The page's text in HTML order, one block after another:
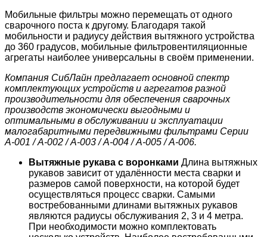
Мобильные фильтры можно перемещать от одного
сварочного поста к другому. Благодаря такой
мобильности и радиусу действия вытяжного устройства
до 360 градусов, мобильные фильтровентиляционные
агрегаты наиболее универсальны в своём применении.
Компания СибЛайн предлагает основной спектр
комплектующих устройств и агрегатов разной
производительности для обеспечения сварочных
производств экономически выгодными и
оптимальными в обслуживании и эксплуатации
малогабаритными передвижными фильтрами Серии
А-001 / А-002 / А-003 / А-004 / А-005 / А-006.
Вытяжные рукава с воронками Длина вытяжных
рукавов зависит от удалённости места сварки и
размеров самой поверхности, на которой будет
осуществляться процесс сварки. Самыми
востребованными длинами вытяжных рукавов
являются радиусы обслуживания 2, 3 и 4 метра.
При необходимости можно комплектовать